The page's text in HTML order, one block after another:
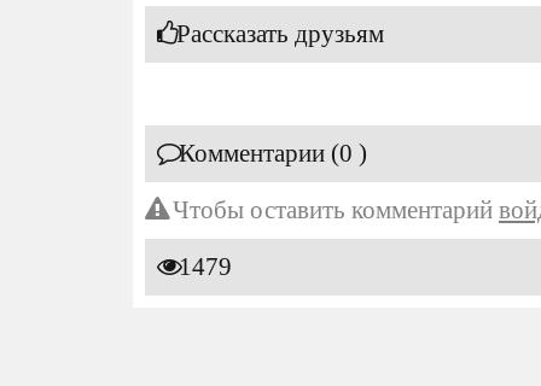
Рассказать друзьям
Комментарии (0 )
Чтобы оставить комментарий
1479